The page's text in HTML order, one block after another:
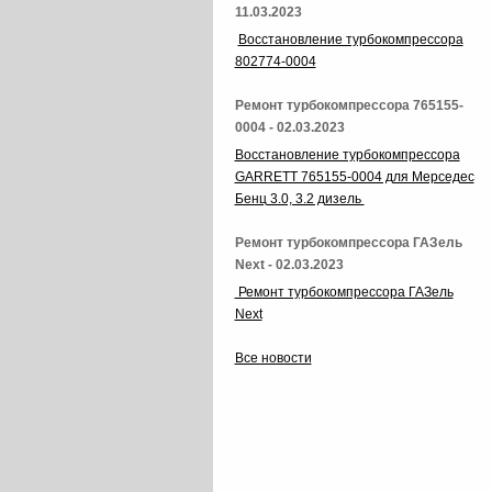
11.03.2023
Восстановление турбокомпрессора
802774-0004
Ремонт турбокомпрессора 765155-
0004 - 02.03.2023
Восстановление турбокомпрессора
GARRETT 765155-0004 для Мерседес
Бенц 3.0, 3.2 дизель
Ремонт турбокомпрессора ГАЗель
Next - 02.03.2023
Ремонт турбокомпрессора ГАЗель
Next
Все новости